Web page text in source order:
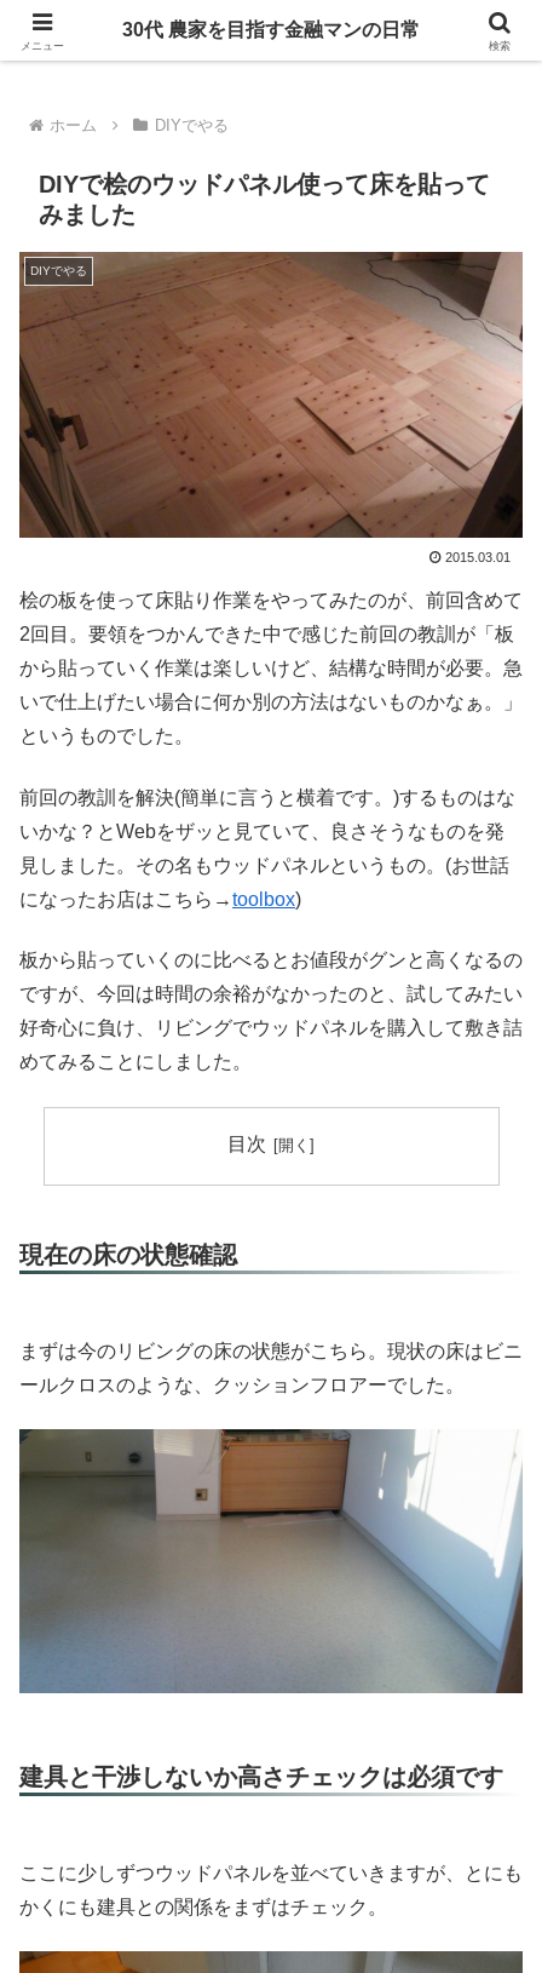
ヴァナゴンT4に乗り、たまにDIYをしています
ホーム DIYでやる
DIYで桧のウッドパネル使って床を貼って
みました
DIYでやる
2015.03.01
桧の板を使って床貼り作業をやってみたのが、前回含めて
2回目。要領をつかんできた中で感じた前回の教訓が「板
から貼っていく作業は楽しいけど、結構な時間が必要。急
いで仕上げたい場合に何か別の方法はないものかなぁ。」
というものでした。
前回の教訓を解決(簡単に言うと横着です。)するものはな
いかな？とWebをザッと見ていて、良さそうなものを発
見しました。その名もウッドパネルというもの。(お世話
になったお店はこちら→toolbox)
板から貼っていくのに比べるとお値段がグンと高くなるの
ですが、今回は時間の余裕がなかったのと、試してみたい
好奇心に負け、リビングでウッドパネルを購入して敷き詰
めてみることにしました。
目次
現在の床の状態確認
まずは今のリビングの床の状態がこちら。現状の床はビニ
ールクロスのような、クッションフロアーでした。
建具と干渉しないか高さチェックは必須です
ここに少しずつウッドパネルを並べていきますが、とにも
かくにも建具との関係をまずはチェック。
メニュー
30代 農家を目指す金融マンの日常
検索